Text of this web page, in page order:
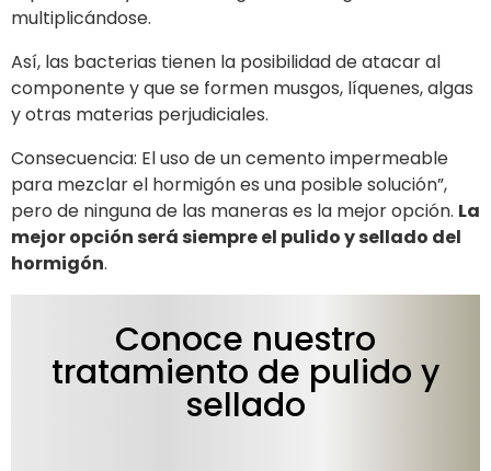
multiplicándose.
Así, las bacterias tienen la posibilidad de atacar al
componente y que se formen musgos, líquenes, algas
y otras materias perjudiciales.
Consecuencia: El uso de un cemento impermeable
para mezclar el hormigón es una posible solución”,
pero de ninguna de las maneras es la mejor opción. La
mejor opción será siempre el pulido y sellado del
hormigón.
Conoce nuestro
tratamiento de pulido y
sellado